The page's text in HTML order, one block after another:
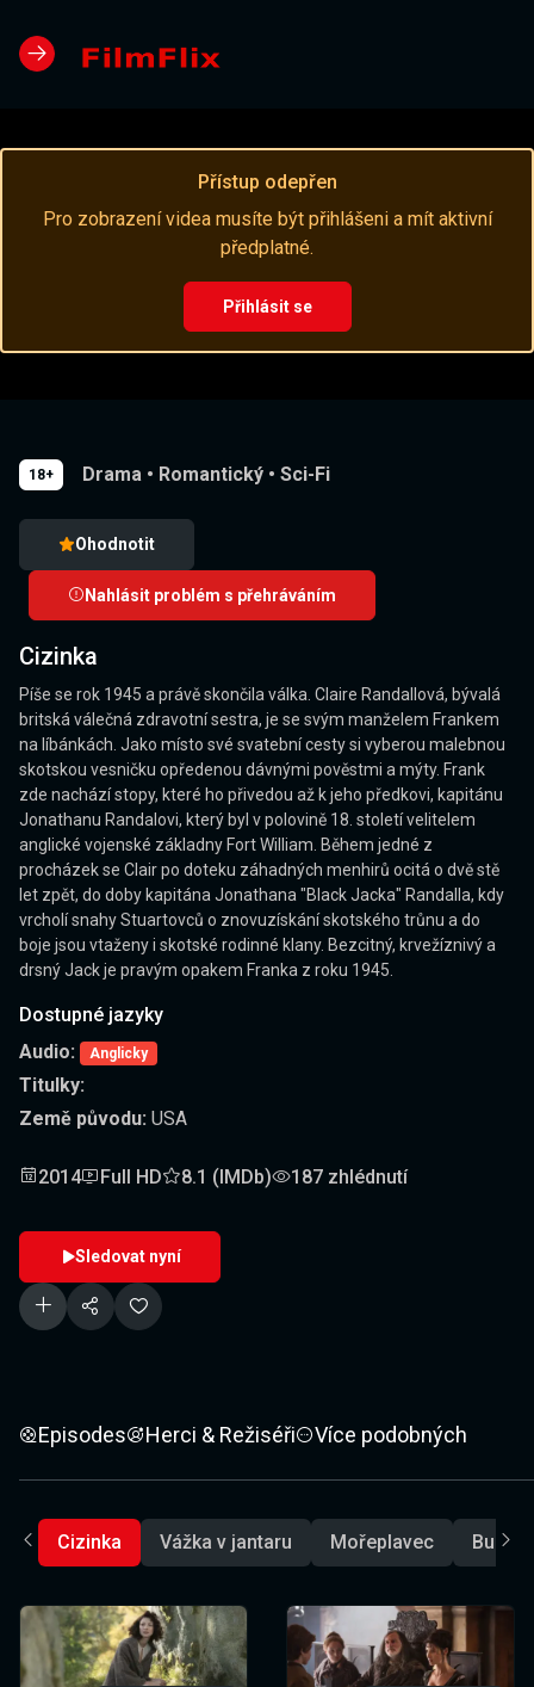
Přístup odepřen
Pro zobrazení videa musíte být přihlášeni a mít aktivní
předplatné.
Přihlásit se
18+ Drama • Romantický • Sci-Fi
Ohodnotit
Nahlásit problém s přehráváním
Cizinka
Píše se rok 1945 a právě skončila válka. Claire Randallová, bývalá
britská válečná zdravotní sestra, je se svým manželem Frankem
na líbánkách. Jako místo své svatební cesty si vyberou malebnou
skotskou vesničku opředenou dávnými pověstmi a mýty. Frank
zde nachází stopy, které ho přivedou až k jeho předkovi, kapitánu
Jonathanu Randalovi, který byl v polovině 18. století velitelem
anglické vojenské základny Fort William. Během jedné z
procházek se Clair po doteku záhadných menhirů ocitá o dvě stě
let zpět, do doby kapitána Jonathana "Black Jacka" Randalla, kdy
vrcholí snahy Stuartovců o znovuzískání skotského trůnu a do
boje jsou vtaženy i skotské rodinné klany. Bezcitný, krvežíznivý a
drsný Jack je pravým opakem Franka z roku 1945.
Dostupné jazyky
Audio:
Anglicky
Titulky:
Země původu: USA
2014 Full HD 8.1 (IMDb) 187 zhlédnutí
Sledovat nyní
Episodes Herci & Režiséři Více podobných
Cizinka Vážka v jantaru Mořeplavec Bubny